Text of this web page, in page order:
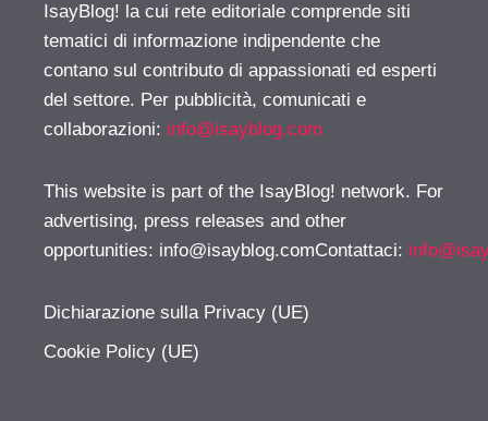
IsayBlog! la cui rete editoriale comprende siti
tematici di informazione indipendente che
contano sul contributo di appassionati ed esperti
del settore. Per pubblicità, comunicati e
collaborazioni: info@isayblog.com
This website is part of the IsayBlog! network. For
advertising, press releases and other
opportunities: info@isayblog.comContattaci:
Dichiarazione sulla Privacy (UE)
Cookie Policy (UE)